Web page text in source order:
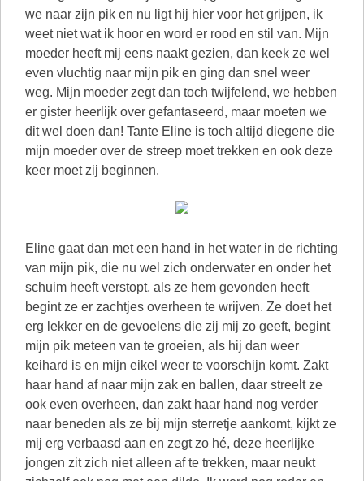
we naar zijn pik en nu ligt hij hier voor het grijpen, ik
weet niet wat ik hoor en word er rood en stil van. Mijn
moeder heeft mij eens naakt gezien, dan keek ze wel
even vluchtig naar mijn pik en ging dan snel weer
weg. Mijn moeder zegt dan toch twijfelend, we hebben
er gister heerlijk over gefantaseerd, maar moeten we
dit wel doen dan! Tante Eline is toch altijd diegene die
mijn moeder over de streep moet trekken en ook deze
keer moet zij beginnen.
Eline gaat dan met een hand in het water in de richting
van mijn pik, die nu wel zich onderwater en onder het
schuim heeft verstopt, als ze hem gevonden heeft
begint ze er zachtjes overheen te wrijven. Ze doet het
erg lekker en de gevoelens die zij mij zo geeft, begint
mijn pik meteen van te groeien, als hij dan weer
keihard is en mijn eikel weer te voorschijn komt. Zakt
haar hand af naar mijn zak en ballen, daar streelt ze
ook even overheen, dan zakt haar hand nog verder
naar beneden als ze bij mijn sterretje aankomt, kijkt ze
mij erg verbaasd aan en zegt zo hé, deze heerlijke
jongen zit zich niet alleen af te trekken, maar neukt